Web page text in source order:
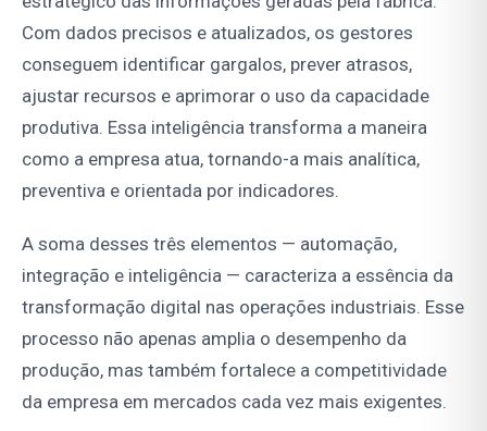
Com dados precisos e atualizados, os gestores
conseguem identificar gargalos, prever atrasos,
ajustar recursos e aprimorar o uso da capacidade
produtiva. Essa inteligência transforma a maneira
como a empresa atua, tornando-a mais analítica,
preventiva e orientada por indicadores.
A soma desses três elementos — automação,
integração e inteligência — caracteriza a essência da
transformação digital nas operações industriais. Esse
processo não apenas amplia o desempenho da
produção, mas também fortalece a competitividade
da empresa em mercados cada vez mais exigentes.